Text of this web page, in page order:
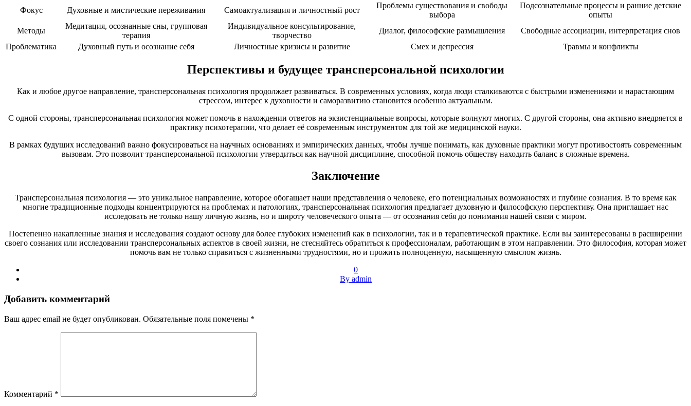
Фокус
Духовные и мистические переживания Самоактуализация и личностный рост
Проблемы существования и свободы
выбора
Подсознательные процессы и ранние детские
опыты
Методы
Медитация, осознанные сны, групповая
терапия
Индивидуальное консультирование,
творчество
Диалог, философские размышления
Свободные ассоциации, интерпретация снов
Проблематика
Духовный путь и осознание себя Личностные кризисы и развитие Смех и депрессия Травмы и конфликты
Перспективы и будущее трансперсональной психологии
Как и любое другое направление, трансперсональная психология продолжает развиваться. В современных условиях, когда люди сталкиваются с быстрыми изменениями и нарастающим
стрессом, интерес к духовности и саморазвитию становится особенно актуальным.
С одной стороны, трансперсональная психология может помочь в нахождении ответов на экзистенциальные вопросы, которые волнуют многих. С другой стороны, она активно внедряется в
практику психотерапии, что делает её современным инструментом для той же медицинской науки.
В рамках будущих исследований важно фокусироваться на научных основаниях и эмпирических данных, чтобы лучше понимать, как духовные практики могут противостоять современным
вызовам. Это позволит трансперсональной психологии утвердиться как научной дисциплине, способной помочь обществу находить баланс в сложные времена.
Заключение
Трансперсональная психология — это уникальное направление, которое обогащает наши представления о человеке, его потенциальных возможностях и глубине сознания. В то время как
многие традиционные подходы концентрируются на проблемах и патологиях, трансперсональная психология предлагает духовную и философскую перспективу. Она приглашает нас
исследовать не только нашу личную жизнь, но и широту человеческого опыта — от осознания себя до понимания нашей связи с миром.
Постепенно накапленные знания и исследования создают основу для более глубоких изменений как в психологии, так и в терапевтической практике. Если вы заинтересованы в расширении
своего сознания или исследовании трансперсональных аспектов в своей жизни, не стесняйтесь обратиться к профессионалам, работающим в этом направлении. Это философия, которая может
помочь вам не только справиться с жизненными трудностями, но и прожить полноценную, насыщенную смыслом жизнь.
0
By admin
Добавить комментарий
Ваш адрес email не будет опубликован. Обязательные поля помечены *
Комментарий *